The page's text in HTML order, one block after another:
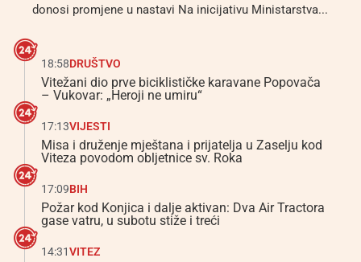
donosi promjene u nastavi Na inicijativu Ministarstva...
18:58DRUŠTVO
Vitežani dio prve biciklističke karavane Popovača
– Vukovar: „Heroji ne umiru“
17:13VIJESTI
Misa i druženje mještana i prijatelja u Zaselju kod
Viteza povodom obljetnice sv. Roka
17:09BIH
Požar kod Konjica i dalje aktivan: Dva Air Tractora
gase vatru, u subotu stiže i treći
14:31VITEZ